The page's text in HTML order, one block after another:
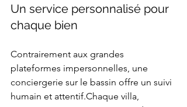
Un service personnalisé pour
chaque bien
Contrairement aux grandes
plateformes impersonnelles, une
conciergerie sur le bassin offre un suivi
humain et attentif.Chaque villa,